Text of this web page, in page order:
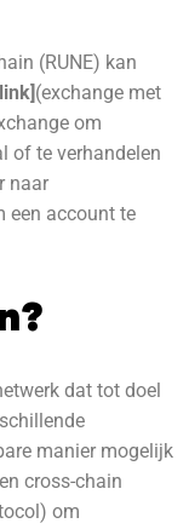
(RUNE) kan
(exchange met
om
of te verhandelen
naar
een account te
dat tot doel
manier mogelijk
cross-chain
om